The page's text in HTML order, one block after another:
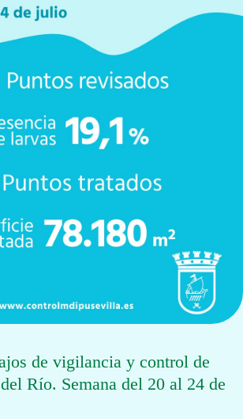
de vigilancia y control de
Río. Semana del 20 al 24 de